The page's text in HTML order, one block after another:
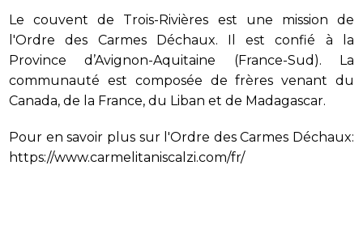
Le couvent de Trois-Rivières est une mission de
l'Ordre des Carmes Déchaux. Il est confié à la
Province d’Avignon-Aquitaine (France-Sud). La
communauté est composée de frères venant du
Canada, de la France, du Liban et de Madagascar.
Pour en savoir plus sur l'Ordre des Carmes Déchaux:
https://www.carmelitaniscalzi.com/fr/